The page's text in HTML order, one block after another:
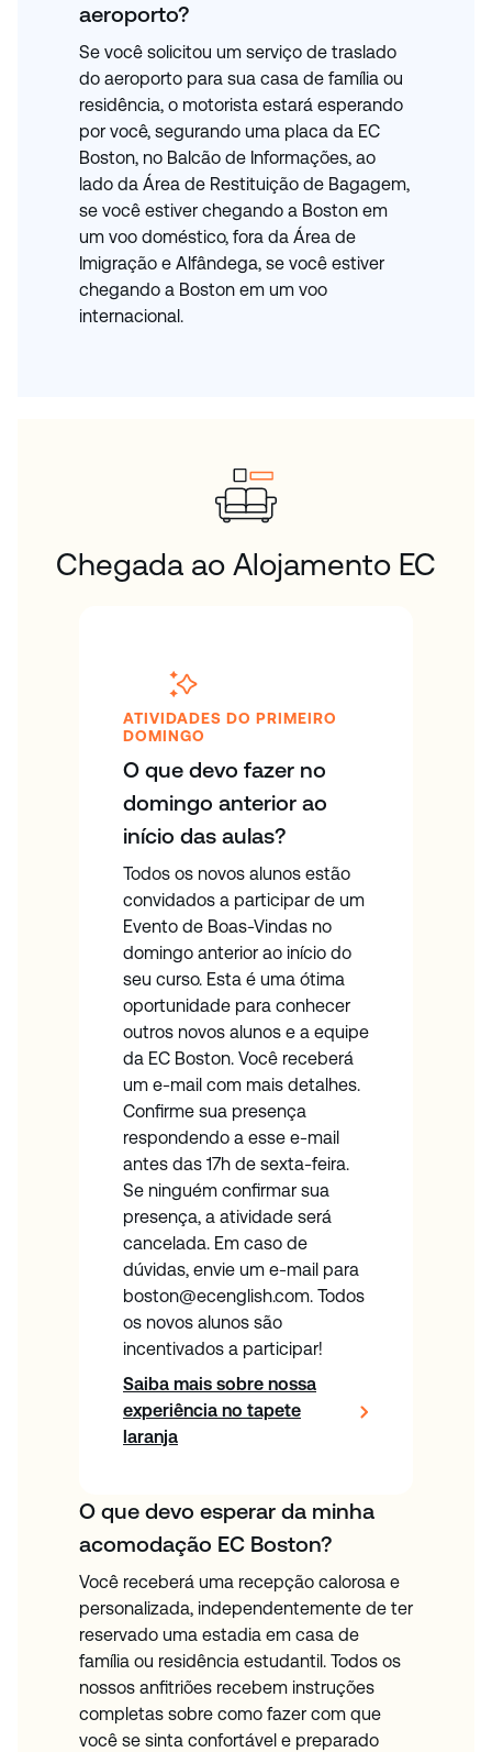
aeroporto?
Se você solicitou um serviço de traslado
do aeroporto para sua casa de família ou
residência, o motorista estará esperando
por você, segurando uma placa da EC
Boston, no Balcão de Informações, ao
lado da Área de Restituição de Bagagem,
se você estiver chegando a Boston em
um voo doméstico, fora da Área de
Imigração e Alfândega, se você estiver
chegando a Boston em um voo
internacional.
Chegada ao Alojamento EC
O que devo esperar da minha
acomodação EC Boston?
Você receberá uma recepção calorosa e
personalizada, independentemente de ter
reservado uma estadia em casa de
família ou residência estudantil. Todos os
nossos anfitriões recebem instruções
completas sobre como fazer com que
você se sinta confortável e preparado
ATIVIDADES DO PRIMEIRO
DOMINGO
O que devo fazer no
domingo anterior ao
início das aulas?
Todos os novos alunos estão
convidados a participar de um
Evento de Boas-Vindas no
domingo anterior ao início do
seu curso. Esta é uma ótima
oportunidade para conhecer
outros novos alunos e a equipe
da EC Boston. Você receberá
um e-mail com mais detalhes.
Confirme sua presença
respondendo a esse e-mail
antes das 17h de sexta-feira.
Se ninguém confirmar sua
presença, a atividade será
cancelada. Em caso de
dúvidas, envie um e-mail para
boston@ecenglish.com. Todos
os novos alunos são
incentivados a participar!
Saiba mais sobre nossa
experiência no tapete
laranja